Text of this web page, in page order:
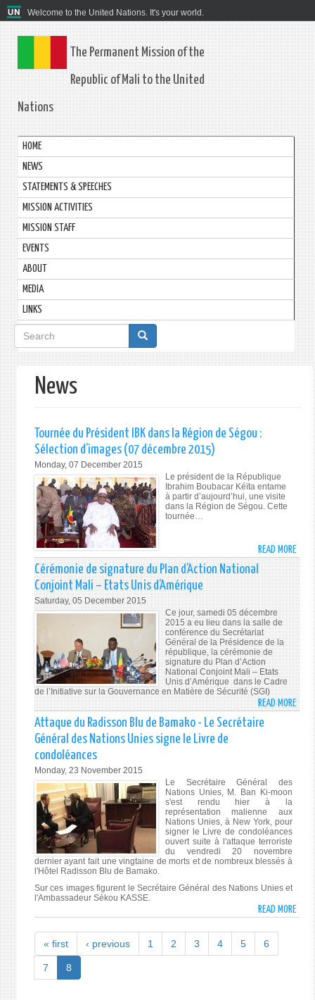
Welcome to the United Nations. It's your world.
The Permanent Mission of the
Republic of Mali to the United
Nations
HOME
NEWS
STATEMENTS & SPEECHES
MISSION ACTIVITIES
MISSION STAFF
EVENTS
ABOUT
MEDIA
LINKS
Search
form
News
Tournée du Président IBK dans la Région de Ségou :
Sélection d’images (07 décembre 2015)
Monday, 07 December 2015
Le président de la République
Ibrahim Boubacar Kéïta entame
à partir d’aujourd’hui, une visite
dans la Région de Ségou. Cette
tournée…
READ MORE
DU
IBK
DANS
LA
DE
:
Cérémonie de signature du Plan d’Action National
Conjoint Mali – Etats Unis d’Amérique
Saturday, 05 December 2015
Ce jour, samedi 05 décembre
2015 a eu lieu dans la salle de
conférence du Secrétariat
Général de la Présidence de la
république, la cérémonie de
signature du Plan d’Action
National Conjoint Mali – Etats
Unis d’Amérique dans le Cadre
de l’Initiative sur la Gouvernance en Matière de Sécurité (SGI)
READ MORE
Attaque du Radisson Blu de Bamako - Le Secrétaire
Général des Nations Unies signe le Livre de
condoléances
Monday, 23 November 2015
Le Secrétaire Général des
Nations Unies, M. Ban Ki-moon
s'est rendu hier à la
représentation malienne aux
Nations Unies, à New York, pour
signer le Livre de condoléances
ouvert suite à l'attaque terroriste
du vendredi 20 novembre
dernier ayant fait une vingtaine de morts et de nombreux blessés à
l'Hôtel Radisson Blu de Bamako.
Sur ces images figurent le Secrétaire Général des Nations Unies et
l'Ambassadeur Sékou KASSE.
READ MORE
« first ‹ previous 1 2 3 4 5 6
7 8